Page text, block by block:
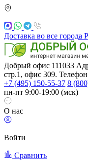
Доставка во все города
Добрый офис 111033
стр.1, офис 309.
+7 (495) 150-55-37 8
пн-пт 9:00-19:00 (мск)
О нас
Войти
Сравнить